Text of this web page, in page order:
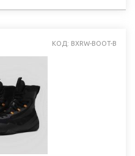
КОД: BXRW-BOOT-B